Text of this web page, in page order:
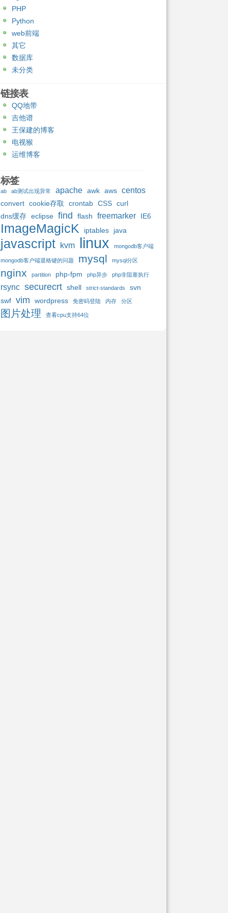
PHP
Python
web前端
其它
数据库
未分类
链接表
QQ地带
吉他谱
王保建的博客
电视猴
运维博客
标签
ab ab测试出现异常 apache awk aws centos
convert cookie存取 crontab CSS curl
dns缓存 eclipse find flash freemarker IE6
ImageMagicK iptables java
javascript kvm linux mongodb客户端
mongodb客户端退格键的问题 mysql mysql分区
nginx partition php-fpm php异步 php非阻塞执行
rsync securecrt shell strict-standards
svn
swf vim wordpress 免密码登陆 内存 分区
图片处理 查看cpu支持64位